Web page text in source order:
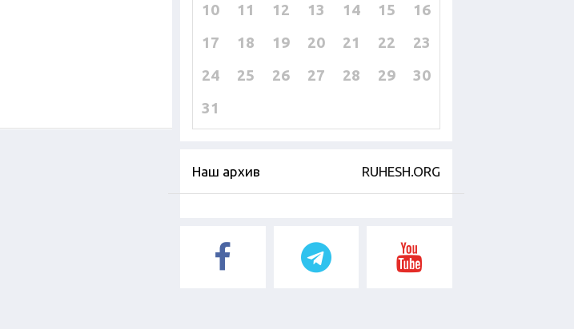
10
11 12 13 14 15
16
17
18 19 20 21 22
23
24
25 26 27 28 29
30
31
Наш архив RUHESH.ORG